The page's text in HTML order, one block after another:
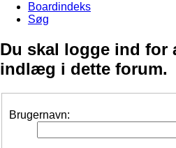
Boardindeks
Søg
Du skal logge ind for
indlæg i dette forum.
Brugernavn: